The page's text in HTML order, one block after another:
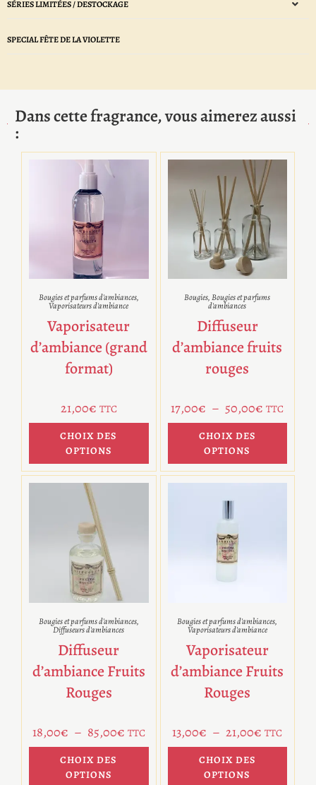
SÉRIES LIMITÉES / DESTOCKAGE
SPECIAL FÊTE DE LA VIOLETTE
Dans cette fragrance, vous aimerez aussi
:
Bougies et parfums d'ambiances,
Vaporisateurs d'ambiance
Vaporisateur
d’ambiance (grand
format)
21,00€ TTC
CHOIX DES
OPTIONS
Bougies,Bougies et parfums
d'ambiances
Diffuseur
d’ambiance fruits
rouges
17,00€ – 50,00€ TTC
CHOIX DES
OPTIONS
Bougies et parfums d'ambiances,
Diffuseurs d'ambiances
Diffuseur
d’ambiance Fruits
Rouges
18,00€ – 85,00€ TTC
CHOIX DES
OPTIONS
Bougies et parfums d'ambiances,
Vaporisateurs d'ambiance
Vaporisateur
d’ambiance Fruits
Rouges
13,00€ – 21,00€ TTC
CHOIX DES
OPTIONS